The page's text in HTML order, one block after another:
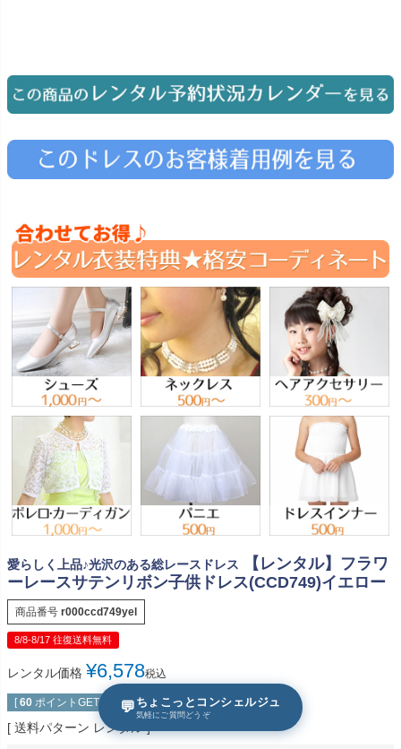
愛らしく上品♪光沢のある総レースドレス
【レンタル】フラワ
ーレースサテンリボン子供ドレス(CCD749)イエロー
商品番号 r000ccd749yel
8/8-8/17 往復送料無料
レンタル価格 ¥6,578税込
[ 60 ポイントGET！]
送料パターン レンタル
💬 ちょこっとコンシェルジュ
気軽にご質問どうぞ